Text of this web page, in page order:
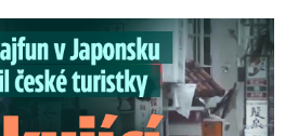
turistky: Šokující zpověď